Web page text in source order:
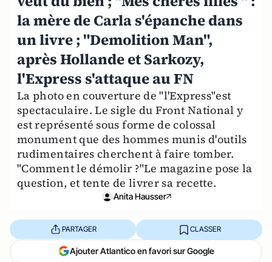
la mère de Carla s'épanche dans
un livre ; "Demolition Man",
après Hollande et Sarkozy,
l'Express s'attaque au FN
La photo en couverture de "l'Express"est
spectaculaire. Le sigle du Front National y
est représenté sous forme de colossal
monument que des hommes munis d'outils
rudimentaires cherchent à faire tomber.
"Comment le démolir ?"Le magazine pose la
question, et tente de livrer sa recette.
Anita Hausser
PARTAGER CLASSER
Ajouter Atlantico en favori sur Google